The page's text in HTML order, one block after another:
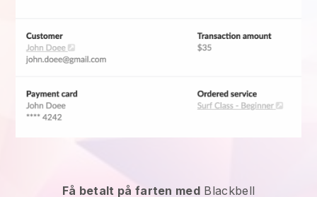
Få betalt på farten med Blackbell